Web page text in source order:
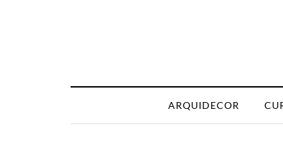
ARQUIDECOR